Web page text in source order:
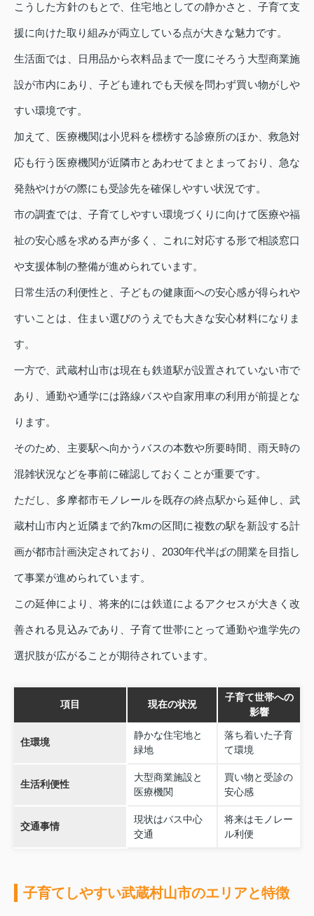
こうした方針のもとで、住宅地としての静かさと、子育て支
援に向けた取り組みが両立している点が大きな魅力です。
生活面では、日用品から衣料品まで一度にそろう大型商業施
設が市内にあり、子ども連れでも天候を問わず買い物がしや
すい環境です。
加えて、医療機関は小児科を標榜する診療所のほか、救急対
応も行う医療機関が近隣市とあわせてまとまっており、急な
発熱やけがの際にも受診先を確保しやすい状況です。
市の調査では、子育てしやすい環境づくりに向けて医療や福
祉の安心感を求める声が多く、これに対応する形で相談窓口
や支援体制の整備が進められています。
日常生活の利便性と、子どもの健康面への安心感が得られや
すいことは、住まい選びのうえでも大きな安心材料になりま
す。
一方で、武蔵村山市は現在も鉄道駅が設置されていない市で
あり、通勤や通学には路線バスや自家用車の利用が前提とな
ります。
そのため、主要駅へ向かうバスの本数や所要時間、雨天時の
混雑状況などを事前に確認しておくことが重要です。
ただし、多摩都市モノレールを既存の終点駅から延伸し、武
蔵村山市内と近隣まで約7kmの区間に複数の駅を新設する計
画が都市計画決定されており、2030年代半ばの開業を目指し
て事業が進められています。
この延伸により、将来的には鉄道によるアクセスが大きく改
善される見込みであり、子育て世帯にとって通勤や進学先の
選択肢が広がることが期待されています。
項目 現在の状況
子育て世帯への
影響
住環境
静かな住宅地と
緑地
落ち着いた子育
て環境
生活利便性
大型商業施設と
医療機関
買い物と受診の
安心感
交通事情
現状はバス中心
交通
将来はモノレー
ル利便
子育てしやすい武蔵村山市のエリアと特徴